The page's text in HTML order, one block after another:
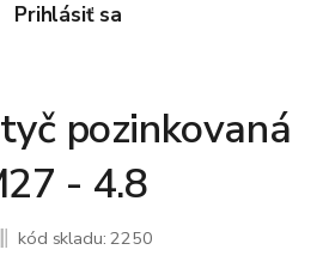
Prihlásiť sa
pozinkovaná
- 4.8
kód skladu: 2250